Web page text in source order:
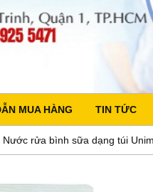
MUA HÀNG TIN TỨC
Nước rửa bình sữa dạng túi